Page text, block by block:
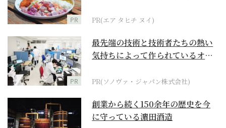
PR PR(エア タヒチ ヌイ)
PR
最先端の技術と技術者たちの熱い
気持ちによって作られているオー
PR(ソノヴァ・ジャパン株式会社)
創業から続く150余年の歴史を今
に守っている濵田酒造